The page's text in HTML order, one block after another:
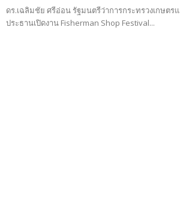
ดร.เฉลิมชัย ศรีอ่อน รัฐมนตรีว่าการกระทรวงเกษตร
ประธานเปิดงาน Fisherman Shop Festival...